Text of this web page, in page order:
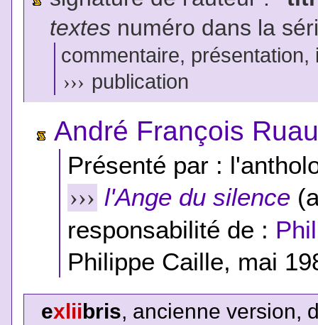
textesnuméro dans la
commentaire,
››› publication
André François
Présenté par :
››› l'Ange du silence
responsabilité de :
Philippe Caille, mai
exliibris, ancienne version,